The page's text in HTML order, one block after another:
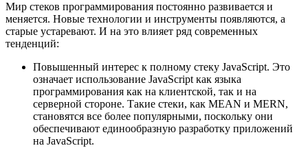
Мир стеков программирования постоянно развивается и
меняется. Новые технологии и инструменты появляются, а
старые устаревают. И на это влияет ряд современных
тенденций:
Повышенный интерес к полному стеку JavaScript. Это
означает использование JavaScript как языка
программирования как на клиентской, так и на
серверной стороне. Такие стеки, как MEAN и MERN,
становятся все более популярными, поскольку они
обеспечивают единообразную разработку приложений
на JavaScript.